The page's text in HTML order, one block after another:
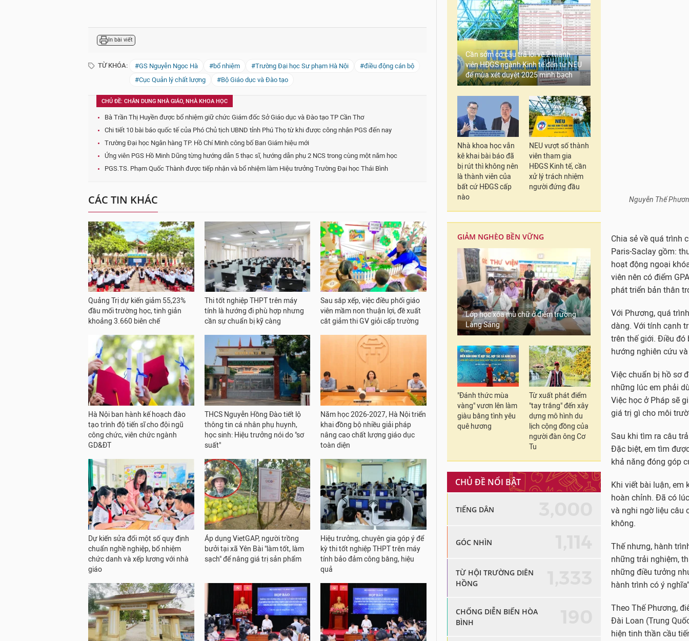
In bài viết
TỪ KHÓA: #GS Nguyễn Ngọc Hà #bổ nhiệm #Trường Đại học Sư phạm Hà Nội
#điều động cán bộ
#Cục Quản lý chất lượng
#Bộ Giáo dục và Đào tạo
CHỦ ĐỀ: CHÂN DUNG NHÀ GIÁO, NHÀ KHOA HỌC
Bà Trần Thị Huyền được bổ nhiệm giữ chức Giám đốc Sở Giáo dục và Đào tạo TP Cần Thơ
Chi tiết 10 bài báo quốc tế của Phó Chủ tịch UBND tỉnh Phú Thọ từ khi được công nhận PGS đến nay
Trường Đại học Ngân hàng TP. Hồ Chí Minh công bố Ban Giám hiệu mới
Ứng viên PGS Hồ Minh Dũng từng hướng dẫn 5 thạc sĩ, hướng dẫn phụ 2 NCS trong cùng một năm học
PGS.TS. Phạm Quốc Thành được tiếp nhận và bổ nhiệm làm Hiệu trưởng Trường Đại học Thái Bình
CÁC TIN KHÁC
Quảng Trị dự kiến giảm 55,23%
đầu mối trường học, tinh giản
khoảng 3.660 biên chế
Thi tốt nghiệp THPT trên máy
tính là hướng đi phù hợp nhưng
cần sự chuẩn bị kỹ càng
Sau sắp xếp, việc điều phối giáo
viên mầm non thuận lợi, đề xuất
cắt giảm thi GV giỏi cấp trường
Hà Nội ban hành kế hoạch đào
tạo trình độ tiến sĩ cho đội ngũ
công chức, viên chức ngành
GD&ĐT
THCS Nguyễn Hồng Đào tiết lộ
thông tin cá nhân phụ huynh,
học sinh: Hiệu trưởng nói do "sơ
suất"
Năm học 2026-2027, Hà Nội triển
khai đồng bộ nhiều giải pháp
nâng cao chất lượng giáo dục
toàn diện
Dự kiến sửa đổi một số quy định
chuẩn nghề nghiệp, bổ nhiệm
chức danh và xếp lương với nhà
giáo
Áp dụng VietGAP, người trồng
bưởi tại xã Yên Bài "làm tốt, làm
sạch" để nâng giá trị sản phẩm
Hiệu trưởng, chuyên gia góp ý để
kỳ thi tốt nghiệp THPT trên máy
tính bảo đảm công bằng, hiệu
quả
Cần sớm có câu trả lời về 2 thành
viên HĐGS ngành Kinh tế đến từ NEU
để mùa xét duyệt 2025 minh bạch
Nhà khoa học vẫn
kê khai bài báo đã
bị rút thì không nên
là thành viên của
bất cứ HĐGS cấp
nào
NEU vượt số thành
viên tham gia
HĐGS Kinh tế, cần
xử lý trách nhiệm
người đứng đầu
GIẢM NGHÈO BỀN VỮNG
Lớp học xóa mù chữ ở điểm trường
Làng Sáng
"Đánh thức mùa
vàng" vươn lên làm
giàu bằng tình yêu
quê hương
Từ xuất phát điểm
"tay trắng" đến xây
dựng mô hình du
lịch cộng đồng của
người đàn ông Cơ
Tu
CHỦ ĐỀ NỔI BẬT
TIẾNG DÂN
GÓC NHÌN
TỪ HỘI TRƯỜNG DIÊN
HỒNG
CHỐNG DIỄN BIẾN HÒA
BÌNH
hướng nghiên cứu
những lúc em phải
Việc học ở Pháp sẽ
giá trị gì cho môi
Sau khi tìm ra câu
khả năng đóng góp
Khi viết bài luận, em
hoàn chỉnh. Đã có
không.
Thế nhưng, hành
những trải nghiệm,
hành trình có ý
Theo Thế Phương,
hiện tinh thần cầu
gian thực tập tại
được tiếp cận với
phản biện và khả
Đây là trải nghiệm
minh chứng rõ ràng
dấu ấn riêng với hội